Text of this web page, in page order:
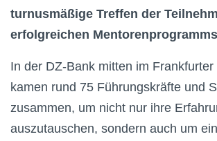
turnusmäßige Treffen der
erfolgreichen
In der DZ-Bank mitten im
kamen rund 75 Führungskräfte und
zusammen, um nicht nur ihre
auszutauschen, sondern auch um